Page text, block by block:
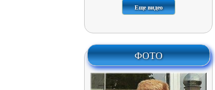
Еще видео
ФОТО